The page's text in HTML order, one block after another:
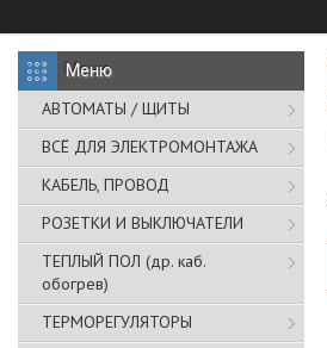
АВТОМАТЫ / ЩИТЫ
ВСЁ ДЛЯ ЭЛЕКТРОМОНТАЖА
КАБЕЛЬ, ПРОВОД
РОЗЕТКИ И ВЫКЛЮЧАТЕЛИ
ТЕПЛЫЙ ПОЛ (др. каб.
обогрев)
ТЕРМОРЕГУЛЯТОРЫ